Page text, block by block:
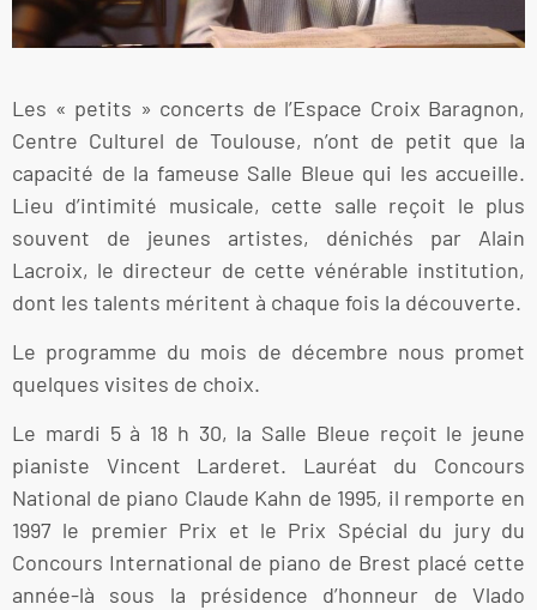
Les « petits » concerts de l’Espace Croix Baragnon,
Centre Culturel de Toulouse, n’ont de petit que la
capacité de la fameuse Salle Bleue qui les accueille.
Lieu d’intimité musicale, cette salle reçoit le plus
souvent de jeunes artistes, dénichés par Alain
Lacroix, le directeur de cette vénérable institution,
dont les talents méritent à chaque fois la découverte.
Le programme du mois de décembre nous promet
quelques visites de choix.
Le mardi 5 à 18 h 30, la Salle Bleue reçoit le jeune
pianiste Vincent Larderet. Lauréat du Concours
National de piano Claude Kahn de 1995, il remporte en
1997 le premier Prix et le Prix Spécial du jury du
Concours International de piano de Brest placé cette
année-là sous la présidence d’honneur de Vlado